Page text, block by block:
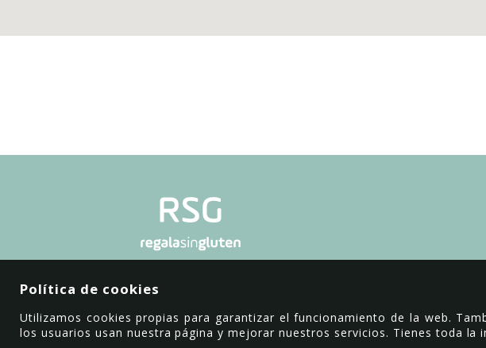
Política de cookies
Utilizamos cookies propias para garantizar el funcionamiento de la web.
los usuarios usan nuestra página y mejorar nuestros servicios. Tienes toda la